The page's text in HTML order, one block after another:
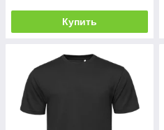
Купить